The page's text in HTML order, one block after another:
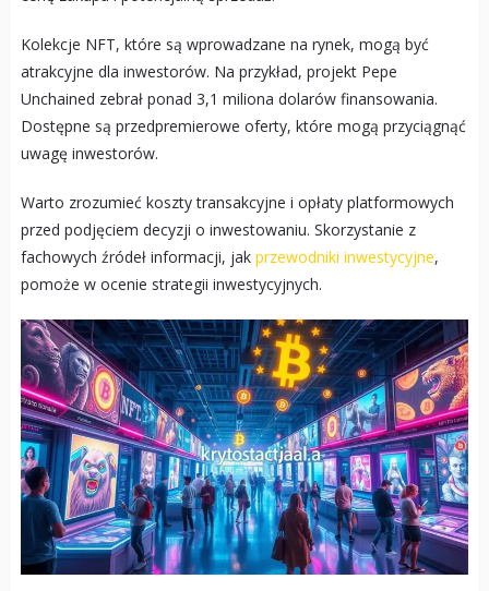
Kolekcje NFT, które są wprowadzane na rynek, mogą być
atrakcyjne dla inwestorów. Na przykład, projekt Pepe
Unchained zebrał ponad 3,1 miliona dolarów finansowania.
Dostępne są przedpremierowe oferty, które mogą przyciągnąć
uwagę inwestorów.
Warto zrozumieć koszty transakcyjne i opłaty platformowych
przed podjęciem decyzji o inwestowaniu. Skorzystanie z
fachowych źródeł informacji, jak przewodniki inwestycyjne,
pomoże w ocenie strategii inwestycyjnych.